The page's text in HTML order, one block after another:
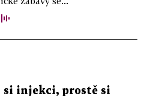
si injekci, prostě si